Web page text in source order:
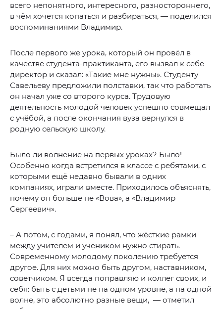
всего непонятного, интересного, разностороннего,
в чём хочется копаться и разбираться, — поделился
воспоминаниями Владимир.
После первого же урока, который он провёл в
качестве студента-практиканта, его вызвал к себе
директор и сказал: «Такие мне нужны». Студенту
Савельеву предложили полставки, так что работать
он начал уже со второго курса. Трудовую
деятельность молодой человек успешно совмещал
с учёбой, а после окончания вуза вернулся в
родную сельскую школу.
Было ли волнение на первых уроках? Было!
Особенно когда встретился в классе с ребятами, с
которыми ещё недавно бывали в одних
компаниях, играли вместе. Приходилось объяснять,
почему он больше не «Вова», а «Владимир
Сергеевич».
– А потом, с годами, я понял, что жёсткие рамки
между учителем и учеником нужно стирать.
Современному молодому поколению требуется
другое. Для них можно быть другом, наставником,
советчиком. Я всегда поправляю и коллег своих, и
себя: быть с детьми не на одном уровне, а на одной
волне, это абсолютно разные вещи, — отметил